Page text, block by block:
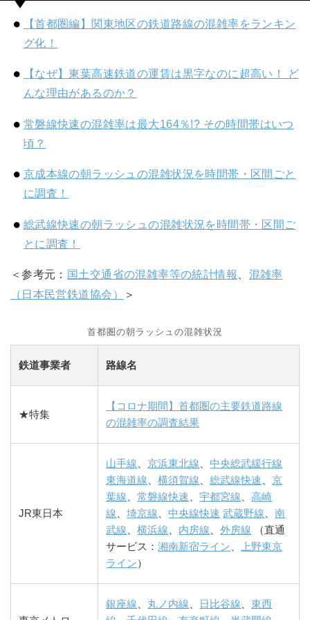
【首都圏編】関東地区の鉄道路線の混雑率をランキン
グ化！
【なぜ】東葉高速鉄道の運賃は黒字なのに超高い！ ど
んな理由があるのか？
常磐線快速の混雑率は最大164％!? その時間帯はいつ
頃？
京成本線の朝ラッシュの混雑状況を時間帯・区間ごと
に調査！
総武線快速の朝ラッシュの混雑状況を時間帯・区間ご
とに調査！
＜参考元： 国土交通省の混雑率等の統計情報
混雑率
（日本民営鉄道協会）
＞
首都圏の朝ラッシュの混雑状況
鉄道事業者 路線名
★特集
【コロナ期間】首都圏の主要鉄道路線
の混雑率の調査結果
JR東日本
山手線 、京浜東北線 、中央総武緩行線
東海道線 、横須賀線 、総武線快速 、京
葉線 、常磐線快速 、宇都宮線 、高崎
線 、埼京線 、中央線快速 武蔵野線 、南
武線 、横浜線 内房線 、外房線 （直通
サービス：湘南新宿ライン
上野東京
ライン）
銀座線 丸ノ内線 日比谷線 、東西